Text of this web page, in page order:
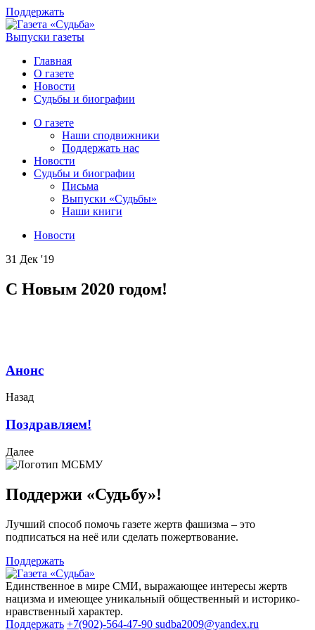
Поддержать
Выпуски газеты
Главная
О газете
Новости
Судьбы и биографии
О газете
Наши сподвижники
Поддержать нас
Новости
Судьбы и биографии
Письма
Выпуски «Судьбы»
Наши книги
Новости
31 Дек '19
С Новым 2020 годом!
Анонс
Назад
Поздравляем!
Далее
Поддержи «Судьбу»!
Лучший способ помочь газете жертв фашизма – это
подписаться на неё или сделать пожертвование.
Поддержать
Единственное в мире СМИ, выражающее интересы жертв
нацизма и имеющее уникальный общественный и историко-
нравственный характер.
Поддержать +7(902)-564-47-90 sudba2009@yandex.ru